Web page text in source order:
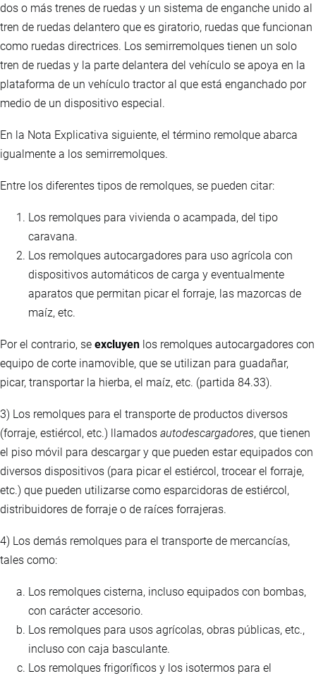
dos o más trenes de ruedas y un sistema de enganche unido al
tren de ruedas delantero que es giratorio, ruedas que funcionan
como ruedas directrices. Los semirremolques tienen un solo
tren de ruedas y la parte delantera del vehículo se apoya en la
plataforma de un vehículo tractor al que está enganchado por
medio de un dispositivo especial.
En la Nota Explicativa siguiente, el término remolque abarca
igualmente a los semirremolques.
Entre los diferentes tipos de remolques, se pueden citar:
Los remolques para vivienda o acampada, del tipo
caravana.
Los remolques autocargadores para uso agrícola con
dispositivos automáticos de carga y eventualmente
aparatos que permitan picar el forraje, las mazorcas de
maíz, etc.
Por el contrario, se excluyen los remolques autocargadores con
equipo de corte inamovible, que se utilizan para guadañar,
picar, transportar la hierba, el maíz, etc. (partida 84.33).
3) Los remolques para el transporte de productos diversos
(forraje, estiércol, etc.) llamados autodescargadores, que tienen
el piso móvil para descargar y que pueden estar equipados con
diversos dispositivos (para picar el estiércol, trocear el forraje,
etc.) que pueden utilizarse como esparcidoras de estiércol,
distribuidores de forraje o de raíces forrajeras.
4) Los demás remolques para el transporte de mercancías,
tales como:
Los remolques cisterna, incluso equipados con bombas,
con carácter accesorio.
Los remolques para usos agrícolas, obras públicas, etc.,
incluso con caja basculante.
Los remolques frigoríficos y los isotermos para el